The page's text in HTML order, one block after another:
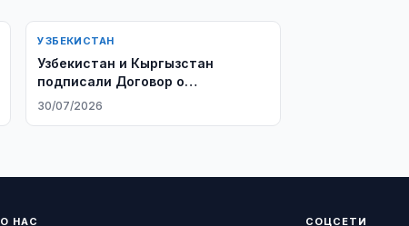
УЗБЕКИСТАН
Узбекистан и Кыргызстан
подписали Договор о
союзнических отношениях
30/07/2026
О НАС СОЦСЕТИ